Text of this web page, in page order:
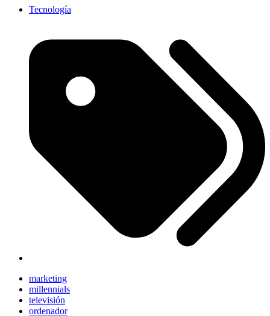
Tecnología
marketing
millennials
televisión
ordenador